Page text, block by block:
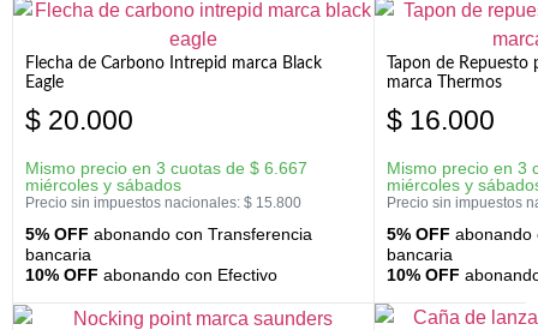
Flecha de Carbono Intrepid marca Black
Eagle
$ 20.000
Mismo precio en 3 cuotas de $ 6.667
miércoles y sábados
Precio sin impuestos nacionales: $ 15.800
5% OFF abonando con Transferencia
bancaria
10% OFF abonando con Efectivo
Tapon de Repuesto
marca Thermos
$ 16.000
Mismo precio en 3
miércoles y
Precio sin impuestos
5% OFF abonando
bancaria
10% OFF